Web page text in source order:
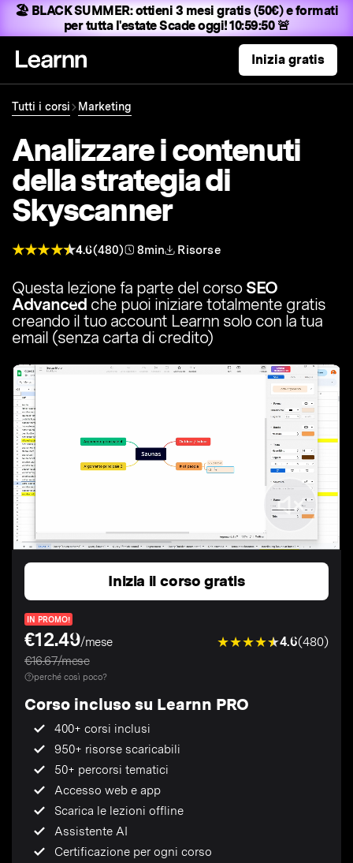
🏖️ BLACK SUMMER:ottieni 3 mesi gratis (50€) e formati
per tutta l'estateScade oggi! 10:59:49 🚨
Inizia gratis
Tutti i corsi Marketing
Analizzare i contenuti
della strategia di
Skyscanner
4.6(480) 8min Risorse
Questa lezione fa parte del corso SEO
Advanced che puoi iniziare totalmente gratis
creando il tuo account Learnn solo con la tua
email (senza carta di credito)
Inizia il corso gratis
IN PROMO!
€12.49/mese
€16.67/mese
4.6(480)
perché così poco?
Corso incluso su Learnn PRO
400+ corsi inclusi
950+ risorse scaricabili
50+ percorsi tematici
Accesso web e app
Scarica le lezioni offline
Assistente AI
Certificazione per ogni corso